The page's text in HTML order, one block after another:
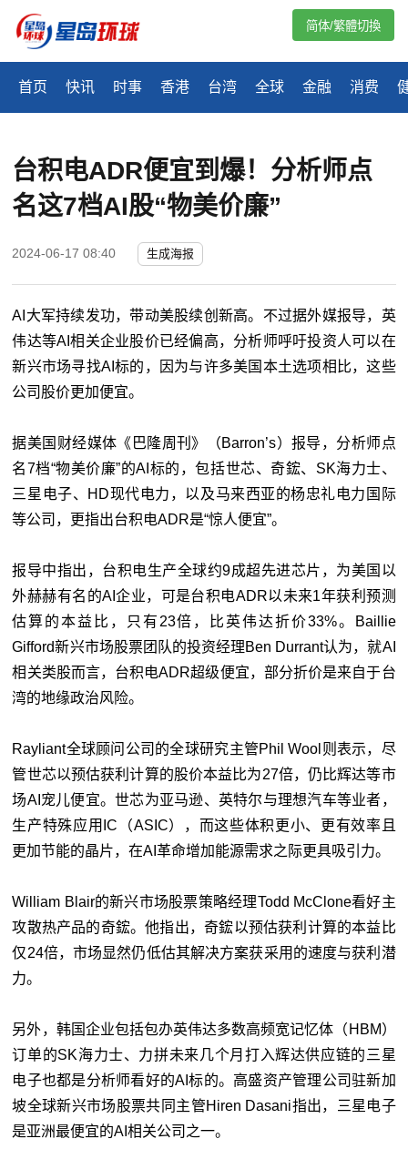
首页 快讯 时事 香港 台湾 全球 金融 消费
简体/繁體切換
台积电ADR便宜到爆！分析师点
名这7档AI股“物美价廉”
2024-06-17 08:40 生成海报
AI大军持续发功，带动美股续创新高。不过据外媒报导，英
伟达等AI相关企业股价已经偏高，分析师呼吁投资人可以在
新兴市场寻找AI标的，因为与许多美国本土选项相比，这些
公司股价更加便宜。
据美国财经媒体《巴隆周刊》（Barron’s）报导，分析师点
名7档“物美价廉”的AI标的，包括世芯、奇鋐、SK海力士、
三星电子、HD现代电力，以及马来西亚的杨忠礼电力国际
等公司，更指出台积电ADR是“惊人便宜”。
报导中指出，台积电生产全球约9成超先进芯片，为美国以
外赫赫有名的AI企业，可是台积电ADR以未来1年获利预测
估算的本益比，只有23倍，比英伟达折价33%。Baillie
Gifford新兴市场股票团队的投资经理Ben Durrant认为，就AI
相关类股而言，台积电ADR超级便宜，部分折价是来自于台
湾的地缘政治风险。
Rayliant全球顾问公司的全球研究主管Phil Wool则表示，尽
管世芯以预估获利计算的股价本益比为27倍，仍比辉达等市
场AI宠儿便宜。世芯为亚马逊、英特尔与理想汽车等业者，
生产特殊应用IC（ASIC），而这些体积更小、更有效率且
更加节能的晶片，在AI革命增加能源需求之际更具吸引力。
William Blair的新兴市场股票策略经理Todd McClone看好主
攻散热产品的奇鋐。他指出，奇鋐以预估获利计算的本益比
仅24倍，市场显然仍低估其解决方案获采用的速度与获利潜
力。
另外，韩国企业包括包办英伟达多数高频宽记忆体（HBM）
订单的SK海力士、力拼未来几个月打入辉达供应链的三星
电子也都是分析师看好的AI标的。高盛资产管理公司驻新加
坡全球新兴市场股票共同主管Hiren Dasani指出，三星电子
是亚洲最便宜的AI相关公司之一。